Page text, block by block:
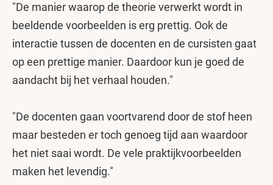
"De manier waarop de theorie verwerkt wordt in
beeldende voorbeelden is erg prettig. Ook de
interactie tussen de docenten en de cursisten gaat
op een prettige manier. Daardoor kun je goed de
aandacht bij het verhaal houden."
"De docenten gaan voortvarend door de stof heen
maar besteden er toch genoeg tijd aan waardoor
het niet saai wordt. De vele praktijkvoorbeelden
maken het levendig."